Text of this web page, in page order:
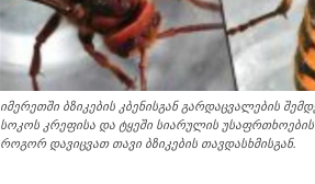
იმერეთში ბზიკების კბენისგან გარდაცვალების
სოკოს კრეფისა და ტყეში სიარულის უსაფრთხოების
როგორ დავიცვათ თავი ბზიკების თავდასხმისგან.